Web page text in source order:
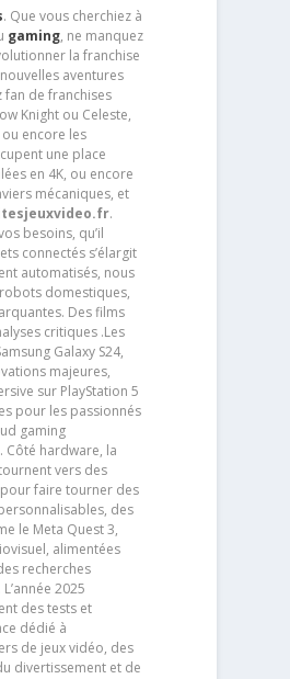
. Que vous cherchiez à
gaming, ne manquez
la franchise
aventures
fan de franchises
Knight ou Celeste,
ou encore les
une place
en 4K, ou encore
mécaniques, et
.
besoins, qu’il
connectés s’élargit
automatisés, nous
domestiques,
Des films
critiques .Les
Galaxy S24,
majeures,
sur PlayStation 5
pour les passionnés
gaming
Côté hardware, la
vers des
pour faire tourner des
des
le Meta Quest 3,
alimentées
recherches
. L’année 2025
des tests et
dédié à
de jeux vidéo, des
divertissement et de